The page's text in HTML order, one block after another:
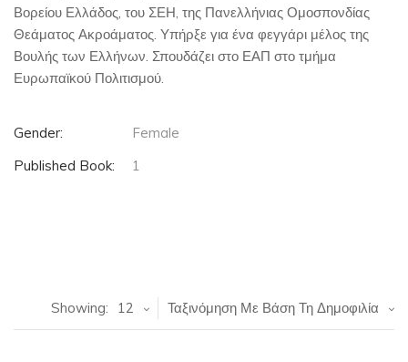
Βορείου Ελλάδος, του ΣΕΗ, της Πανελλήνιας Ομοσπονδίας
Θεάματος Ακροάματος. Υπήρξε για ένα φεγγάρι μέλος της
Βουλής των Ελλήνων. Σπουδάζει στο ΕΑΠ στο τμήμα
Ευρωπαϊκού Πολιτισμού.
Gender:
Female
Published Book:
1
Ταξινόμηση Με Βάση Τη Δημοφιλία
Showing: 12